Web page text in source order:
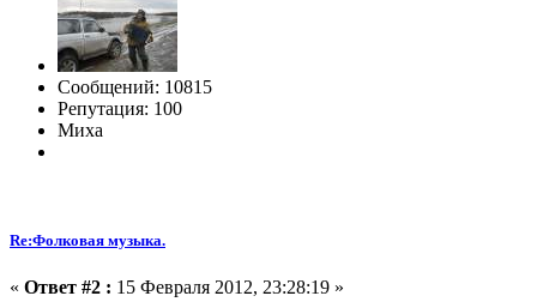
Сообщений: 10815
Репутация: 100
Миха
Re:Фолковая музыка.
« Ответ #2 : 15 Февраля 2012, 23:28:19 »